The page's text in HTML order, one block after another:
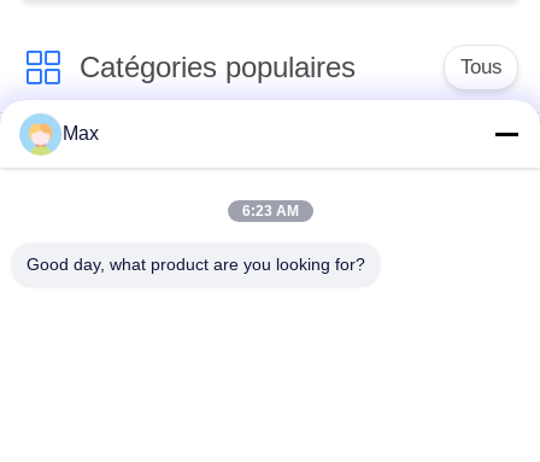
Catégories populaires Tous
Tuyau d'alliage de
inoxydable duplex
superbe
tuyau d'acier
Max
6:23 AM
Good day, what product are you looking for?